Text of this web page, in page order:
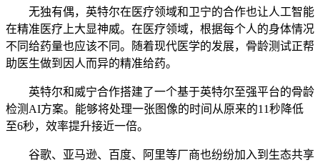
无独有偶，英特尔在医疗领域和卫宁的合作也让人工智能
在精准医疗上大显神威。在医疗领域，根据每个人的身体情况
不同给药量也应该不同。随着现代医学的发展，骨龄测试正帮
助医生做到因人而异的精准给药。
英特尔和威宁合作搭建了一个基于英特尔至强平台的骨龄
检测AI方案。能够将处理一张图像的时间从原来的11秒降低
至6秒，效率提升接近一倍。
谷歌、亚马逊、百度、阿里等厂商也纷纷加入到生态共享